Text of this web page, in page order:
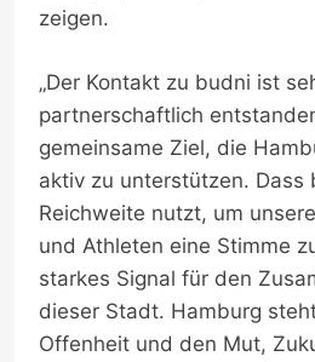
zeigen.
„Der Kontakt zu budni ist
partnerschaftlich
gemeinsame Ziel, die
aktiv zu unterstützen. Dass
Reichweite nutzt, um
und Athleten eine Stimme
starkes Signal für den
dieser Stadt. Hamburg
Offenheit und den Mut,